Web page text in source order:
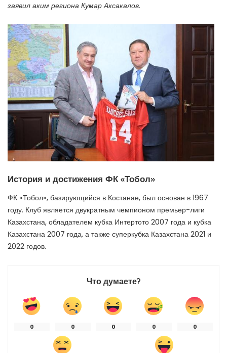
заявил аким региона Кумар Аксакалов.
История и достижения ФК «Тобол»
ФК «Тобол», базирующийся в Костанае, был основан в 1967
году. Клуб является двукратным чемпионом премьер-лиги
Казахстана, обладателем кубка Интертото 2007 года и кубка
Казахстана 2007 года, а также суперкубка Казахстана 2021 и
2022 годов.
Что думаете?
0 0 0 0 0